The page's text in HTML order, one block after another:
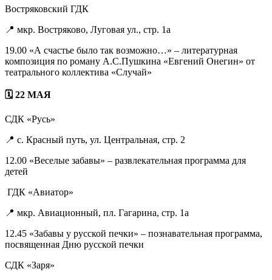
Востряковский ГДК
📍 мкр. Востряково, Луговая ул., стр. 1а
19.00 «А счастье было так возможно…» – литературная
композиция по роману А.С.Пушкина «Евгений Онегин» от
театрального коллектива «Случай»
🗓 22 МАЯ
СДК «Русь»
📍 с. Красный путь, ул. Центральная, стр. 2
12.00 «Веселые забавы» – развлекательная программа для
детей
ГДК «Авиатор»
📍 мкр. Авиационный, пл. Гагарина, стр. 1а
12.45 «Забавы у русской печки» – познавательная программа,
посвященная Дню русской печки
СДК «Заря»